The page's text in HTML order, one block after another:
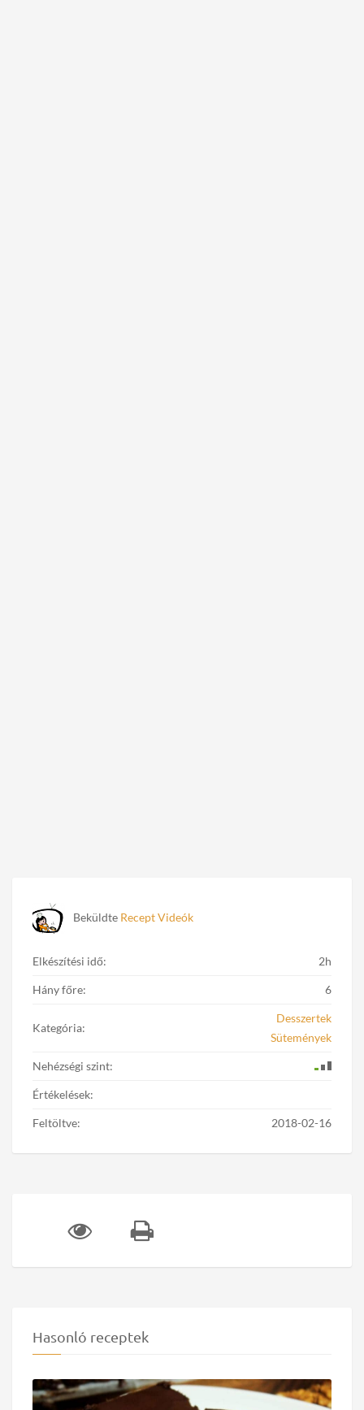
Beküldte Recept Videók
Elkészítési idő: 2h
Hány főre: 6
Kategória:
Desszertek
Sütemények
Nehézségi szint:
Értékelések:
Feltöltve: 2018-02-16
Hasonló receptek